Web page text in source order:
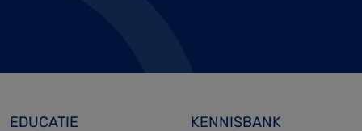
EDUCATIE KENNISBANK